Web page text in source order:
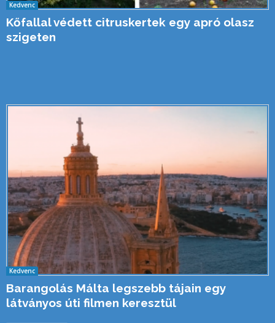
Kedvenc
Kőfallal védett citruskertek egy apró olasz
szigeten
Kedvenc
Barangolás Málta legszebb tájain egy
látványos úti filmen keresztül